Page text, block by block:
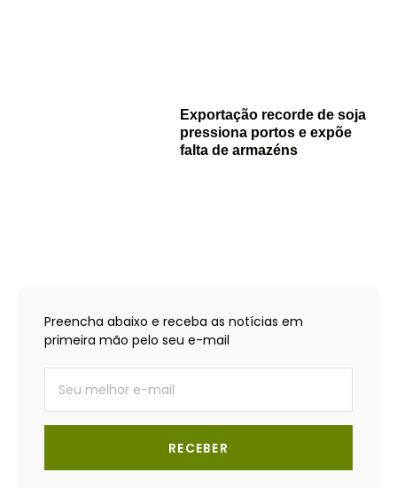
Exportação recorde de soja
pressiona portos e expõe
falta de armazéns
Preencha abaixo e receba as notícias em
primeira mão pelo seu e-mail
RECEBER